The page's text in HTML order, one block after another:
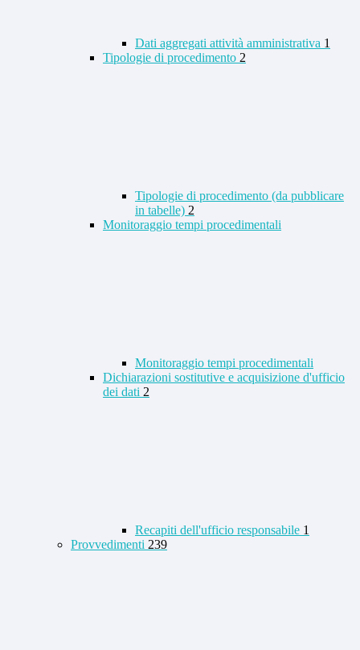
Dati aggregati attività amministrativa 1
Tipologie di procedimento 2
Tipologie di procedimento (da pubblicare
in tabelle) 2
Monitoraggio tempi procedimentali
Monitoraggio tempi procedimentali
Dichiarazioni sostitutive e acquisizione d'ufficio
dei dati 2
Recapiti dell'ufficio responsabile 1
Provvedimenti 239